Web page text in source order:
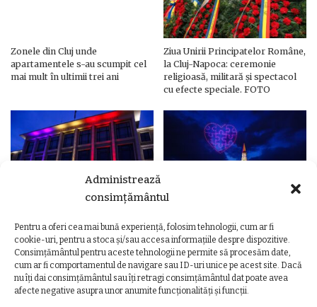
Administrează
consimțământul
Pentru a oferi cea mai bună experiență, folosim tehnologii, cum ar fi
cookie-uri, pentru a stoca și/sau accesa informațiile despre dispozitive.
Consimțământul pentru aceste tehnologii ne permite să procesăm date,
cum ar fi comportamentul de navigare sau ID-uri unice pe acest site. Dacă
nu îți dai consimțământul sau îți retragi consimțământul dat poate avea
afecte negative asupra unor anumite funcționalități și funcții.
Zonele din Cluj unde
apartamentele s-au scumpit cel
mai mult în ultimii trei ani
Ziua Unirii Principatelor Române,
la Cluj-Napoca: ceremonie
religioasă, militară și spectacol
cu efecte speciale. FOTO
Ziua Unirii Principatelor Române
– Clădiri și poduri din Cluj,
iluminate în culorile drapelului
Ziua Unirii la Cluj-Napoca.
Programul complet al
evenimentelor